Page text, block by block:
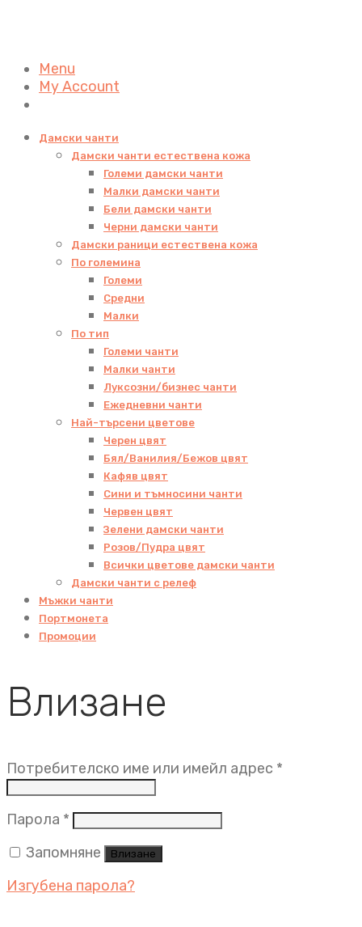
Menu
My Account
Дамски чанти
Дамски чанти естествена кожа
Големи дамски чанти
Малки дамски чанти
Бели дамски чанти
Черни дамски чанти
Дамски раници естествена кожа
По големина
Големи
Средни
Малки
По тип
Големи чанти
Малки чанти
Луксозни/бизнес чанти
Ежедневни чанти
Най-търсени цветове
Черен цвят
Бял/Ванилия/Бежов цвят
Кафяв цвят
Сини и тъмносини чанти
Червен цвят
Зелени дамски чанти
Розов/Пудра цвят
Всички цветове дамски чанти
Дамски чанти с релеф
Мъжки чанти
Портмонета
Промоции
Влизане
Потребителско име или имейл адрес *
Парола * Задължително
Запомняне
Влизане
Изгубена парола?